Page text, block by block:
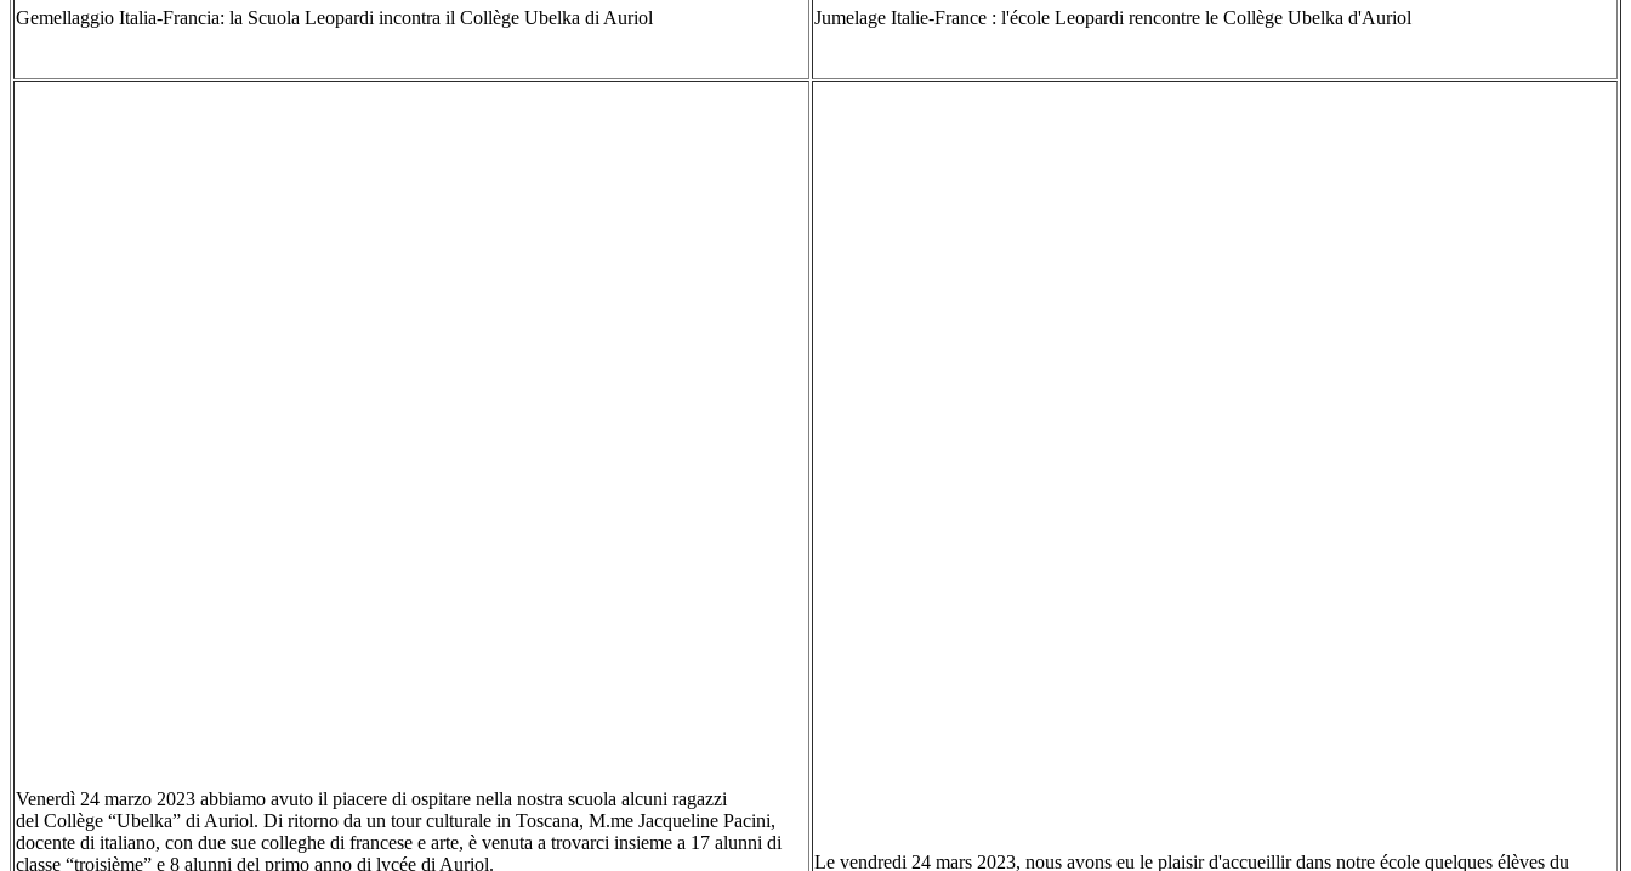
Gemellaggio Italia-Francia: la Scuola Leopardi incontra il Collège Ubelka di Auriol Jumelage Italie-France : l'école Leopardi rencontre le Collège Ubelka d'Auriol
Venerdì 24 marzo 2023 abbiamo avuto il piacere di ospitare nella nostra scuola alcuni ragazzi
del Collège “Ubelka” di Auriol. Di ritorno da un tour culturale in Toscana, M.me Jacqueline Pacini,
docente di italiano, con due sue colleghe di francese e arte, è venuta a trovarci insieme a 17 alunni di
classe “troisième” e 8 alunni del primo anno di lycée di Auriol. Le vendredi 24 mars 2023, nous avons eu le plaisir d'accueillirdans notre école quelques élèves du